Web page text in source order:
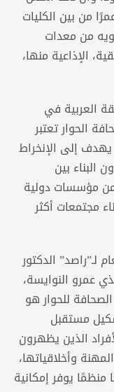
من بين الكليات
من معدات
الإذاعية منها،
العربية في
الحوار تعتبر
يهدف إلى الإنخراط
البناء بين
من مؤسسات دولية
مجتمعات أكثر
لـ”راصد” الدكتور
عمرو النوايسة،
للحوار هو
مستقبل
الذين يظهرون
وأخلاقياتها،
يوفر إمكانية